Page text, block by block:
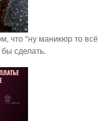
что "ну маникюр то всё
сделать.